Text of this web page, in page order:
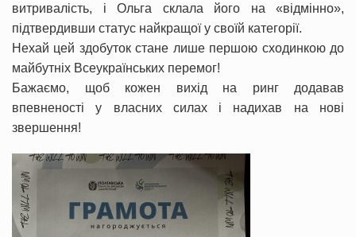
витривалість, і Ольга склала його на «відмінно»,
підтвердивши статус найкращої у своїй категорії.
Нехай цей здобуток стане лише першою сходинкою до
майбутніх Всеукраїнських перемог!
Бажаємо, щоб кожен вихід на ринг додавав
впевненості у власних силах і надихав на нові
звершення!